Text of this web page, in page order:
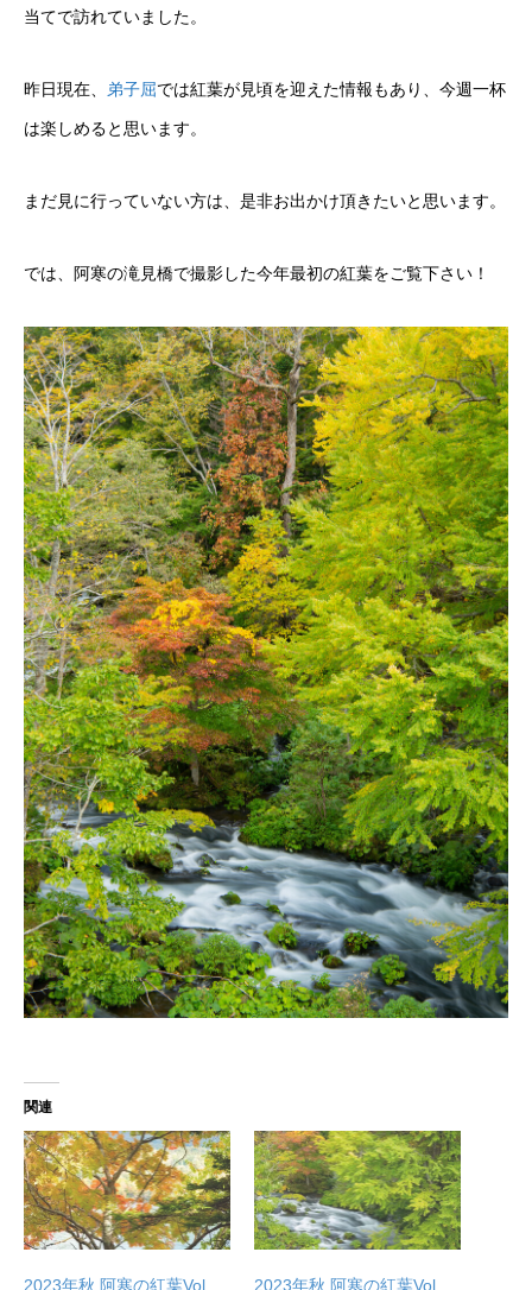
当てで訪れていました。
昨日現在、 弟子屈では紅葉が見頃を迎えた情報もあり、今週一杯
は楽しめると思います。
まだ見に行っていない方は、是非お出かけ頂きたいと思います。
では、阿寒の滝見橋で撮影した今年最初の紅葉をご覧下さい！
関連
2023年秋 阿寒の紅葉Vol 2023年秋 阿寒の紅葉Vol